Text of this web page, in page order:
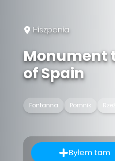
Hiszpania
Monument
of Spain
Fontanna Pomnik
Byłem tam